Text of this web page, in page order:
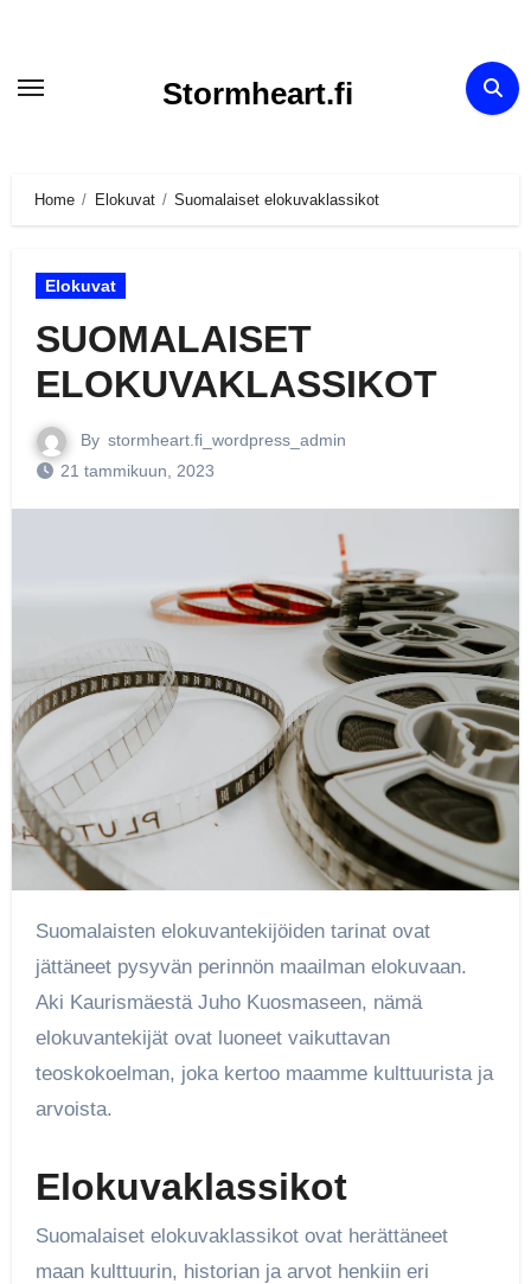
Stormheart.fi
Home Elokuvat Suomalaiset elokuvaklassikot
Elokuvat
SUOMALAISET
ELOKUVAKLASSIKOT
By stormheart.fi_wordpress_admin
21 tammikuun, 2023
Suomalaisten elokuvantekijöiden tarinat ovat
jättäneet pysyvän perinnön maailman elokuvaan.
Aki Kaurismäestä Juho Kuosmaseen, nämä
elokuvantekijät ovat luoneet vaikuttavan
teoskokoelman, joka kertoo maamme kulttuurista ja
arvoista.
Elokuvaklassikot
Suomalaiset elokuvaklassikot ovat herättäneet
maan kulttuurin, historian ja arvot henkiin eri